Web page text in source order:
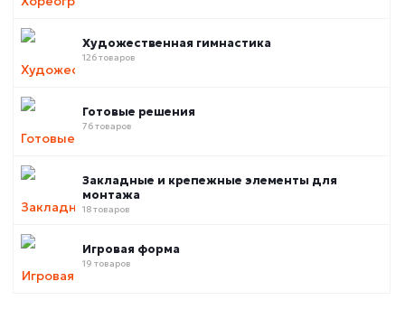
Художественная гимнастика
126 товаров
Готовые решения
76 товаров
Закладные и крепежные элементы для
монтажа
18 товаров
Игровая форма
19 товаров